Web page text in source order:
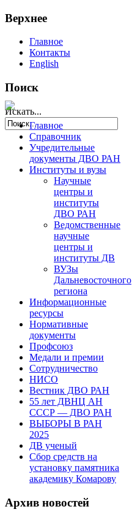
Верхнее
Главное
Контакты
English
Поиск
Искать...
Главное
Справочник
Учредительные
документы ДВО РАН
Институты и вузы
Научные
центры и
институты
ДВО РАН
Ведомственные
научные
центры и
институты ДВ
ВУЗы
Дальневосточного
региона
Информационные
ресурсы
Нормативные
документы
Профсоюз
Медали и премии
Сотрудничество
НИСО
Вестник ДВО РАН
55 лет ДВНЦ АН
СССР — ДВО РАН
ВЫБОРЫ В РАН
2025
ДВ ученый
Сбор средств на
установку памятника
академику Комарову
Архив новостей